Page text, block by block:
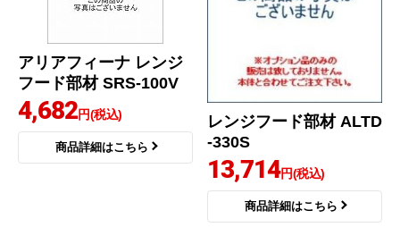
アリアフィーナ レンジ
フード部材 SRS-100V
4,682円(税込)
商品詳細はこちら
レンジフード部材 ALTD
-330S
13,714円(税込)
商品詳細はこちら